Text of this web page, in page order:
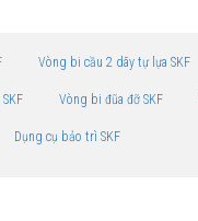
Vòng bi cầu 2 dãy tự lựa SKF
Vòng bi đũa đỡ SKF
Dụng cụ bảo trì SKF